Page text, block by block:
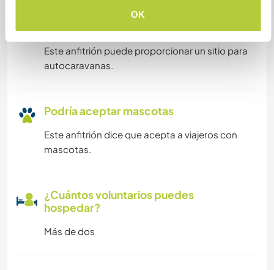
OK
Espacio para aparcar
Este anfitrión puede proporcionar un sitio para
autocaravanas.
Podría aceptar mascotas
Este anfitrión dice que acepta a viajeros con
mascotas.
¿Cuántos voluntarios puedes
hospedar?
Más de dos